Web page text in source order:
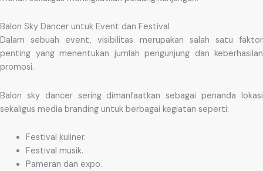
Balon Sky Dancer untuk Event dan Festival
Dalam sebuah event, visibilitas merupakan salah satu faktor
penting yang menentukan jumlah pengunjung dan keberhasilan
promosi.
Balon sky dancer sering dimanfaatkan sebagai penanda lokasi
sekaligus media branding untuk berbagai kegiatan seperti:
Festival kuliner.
Festival musik.
Pameran dan expo.